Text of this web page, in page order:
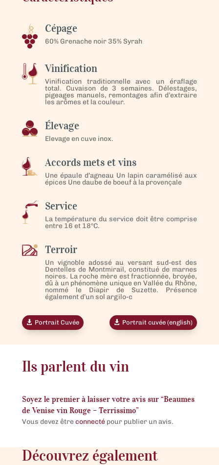
Cépage
60% Grenache noir 35% Syrah
Vinification
Vinification traditionnelle avec un éraflage
total. Cuvaison de 3 semaines. Délestages,
pigeages manuels, remontages afin d’extraire
les arômes et la couleur.
Élevage
Elevage en cuve inox.
Accords mets et vins
Une épaule d’agneau Un lapin caramélisé aux
épices Une daube de boeuf à la provençale
Service
La température du service doit être comprise
entre 16 et 18°C.
Terroir
Un vignoble adossé au versant sud-est des
Dentelles de Montmirail, constitué de marnes
noires. La roche mère est fractionnée, broyée,
dû à un phénomène unique en Vallée du Rhône,
nommé le Diapir de Suzette. Présence
également d’un sol argilo-c
Portrait Cuvée Portrait cuvée (english)
Ils parlent du vin
Soyez le premier à laisser votre avis sur “Beaumes
de Venise vin Rouge – Terrissimo”
Vous devez êtreconnectépour publier un avis.
Découvrez également